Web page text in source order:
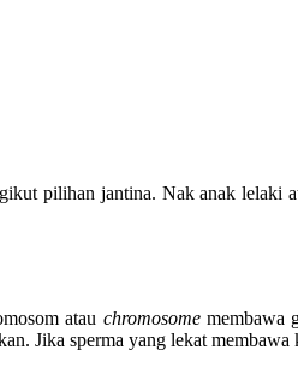
pilihan jantina. Nak anak
atau chromosomemembawa
Jika sperma yang lekat